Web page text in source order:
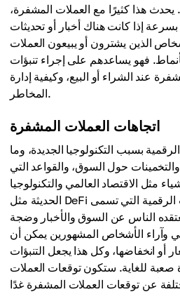
يحدث هذا كثيرًا مع العملات المشفرة،
إذا كانت هناك أخبار أو تحديثات
الذين يشترون أو يبيعون العملات
فهو يساعدهم على إجراء تنبؤات
عند الشراء أو البيع، وكيفية إدارة
المخاطر.
اتجاهات العملات المشفرة
بسبب التكنولوجيا الجديدة، وما
حول السوق، والقواعد التي
مثل الاقتصاد العالمي والتكنولوجيا
الحديثة مثل DeFi والمقتنيات الرقمية التي تسمى NFTs والقوانين
الناس عن السوق والأخبار وضجة
وآراء الأشخاص المشهورين يمكن أن
أو انخفاضها، وكل هذا يجعل التنبؤات
صعبة للغاية. ستكون توقعات العملات